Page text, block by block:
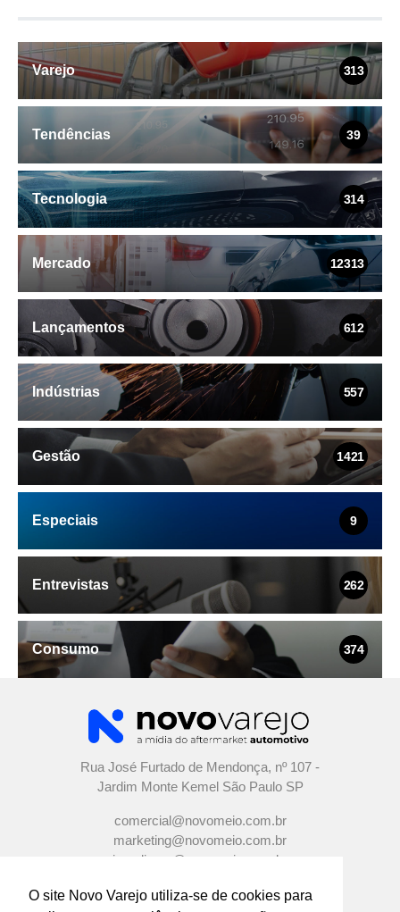
O site Novo Varejo utiliza-se de cookies para
Varejo 313
Tendências 39
Tecnologia 314
Mercado 12313
Lançamentos 612
Indústrias 557
Gestão 1421
Especiais 9
Entrevistas 262
Consumo 374
Rua José Furtado de Mendonça, nº 107 -
Jardim Monte Kemel São Paulo SP
comercial@novomeio.com.br
marketing@novomeio.com.br
jornalismo@novomeio.com.br